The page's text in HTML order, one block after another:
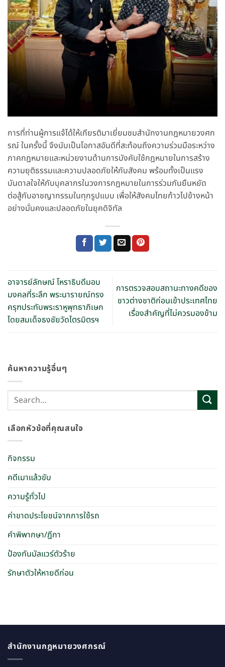
การที่ท่านผู้การแจ้ได้ให้เกียรติมาเยี่ยมชมสำนักงานกฎหมายวงศก
รณ์ ในครั้งนี้ จึงนับเป็นโอกาสอันดีที่สะท้อนถึงความร่วมมือระหว่าง
ภาคกฎหมายและหน่วยงานด้านการบังคับใช้กฎหมายในการสร้าง
ความยุติธรรมและความปลอดภัยให้กับสังคม พร้อมทั้งเป็นแรง
บันดาลใจให้กับบุคลากรในวงการกฎหมายในการร่วมกันยืนหยัด
ต่อสู้กับอาชญากรรมในทุกรูปแบบ เพื่อให้สังคมไทยก้าวไปข้างหน้า
อย่างมั่นคงและปลอดภัยในยุคดิจิทัล
อาจารย์ลักษณ์ โหราธิบดีมอบ
มงคลที่ระลึก พระนารายณ์ทรง
ครุฑประทับพระราหูพุทธาภิเษก
โดยสมเด็จธงชัยวัดไตรมิตรฯ
การตรวจสอบสถานะทางคดีของ
ชาวต่างชาติก่อนเข้าประเทศไทย
เรื่องสำคัญที่ไม่ควรมองข้าม
ค้นหาความรู้อื่นๆ
เลือกหัวข้อที่คุณสนใจ
กิจกรรม
คดีเมาแล้วขับ
ความรู้ทั่วไป
ค่าขาดประโยชน์จากการใช้รถ
คำพิพากษา/ฎีกา
ป้องกันมัลแวร์ตัวร้าย
รักษาตัวให้หายดีก่อน
สำนักงานกฎหมายวงศกรณ์